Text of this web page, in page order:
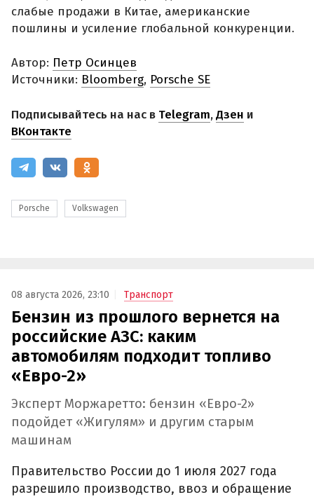
слабые продажи в Китае, американские
пошлины и усиление глобальной конкуренции.
Автор: Петр Осинцев
Источники: Bloomberg, Porsche SE
Подписывайтесь на нас в Telegram,Дзен и
ВКонтакте
Porsche Volkswagen
08 августа 2026, 23:10 Транспорт
Бензин из прошлого вернется на
российские АЗС: каким
автомобилям подходит топливо
«Евро-2»
Эксперт Моржаретто: бензин «Евро-2»
подойдет «Жигулям» и другим старым
машинам
Правительство России до 1 июля 2027 года
разрешило производство, ввоз и обращение